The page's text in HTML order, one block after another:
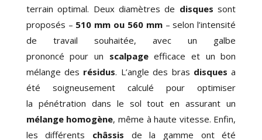
terrain optimal. Deux diamètres de disques sont
proposés – 510 mm ou 560 mm– selon l’intensité
de travail souhaitée, avec
un galbe
prononcé pour un scalpageefficace et un bon
mélange des résidus. L’angle des bras disques a
été soigneusement calculé pour optimiser
la pénétration dans le soltout en assurant un
mélange homogène, même à haute vitesse. Enfin,
les différents châssis de la gamme ont été